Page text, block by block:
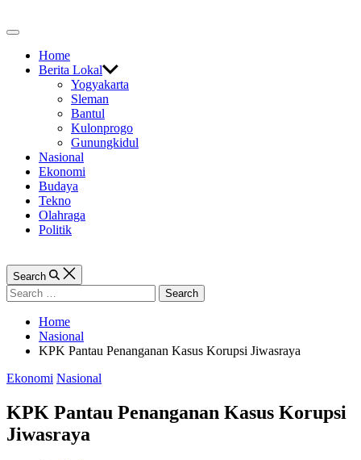
to
Off
CanvasHome
Berita Lokal
Yogyakarta
Sleman
Bantul
Kulonprogo
Gunungkidul
Nasional
Ekonomi
Budaya
Tekno
Olahraga
Politik
Search
Search
for:
Home
Nasional
KPK Pantau Penanganan Kasus Korupsi Jiwasraya
Categories
Ekonomi Nasional
KPK Pantau Penanganan Kasus Korupsi
Jiwasraya